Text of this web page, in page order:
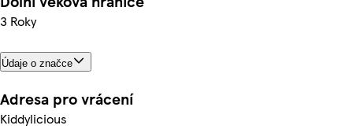
3 Roky
Údaje o značce
Adresa pro vrácení
Kiddylicious